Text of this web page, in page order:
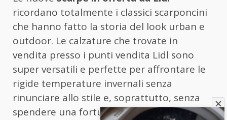
ricordano totalmente i classici scarponcini
che hanno fatto la storia del look urban e
outdoor. Le calzature che trovate in
vendita presso i punti vendita Lidl sono
super versatili e perfette per affrontare le
rigide temperature invernali senza
rinunciare allo stile e, soprattutto, senza
spendere una fortuna.